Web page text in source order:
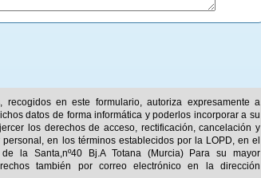
en este formulario, autoriza expresamente a
datos de forma informática y poderlos incorporar a su
los derechos de acceso, rectificación, cancelación y
en los términos establecidos por la LOPD, en el
la Santa,nº40 Bj.A Totana (Murcia) Para su mayor
también por correo electrónico en la dirección